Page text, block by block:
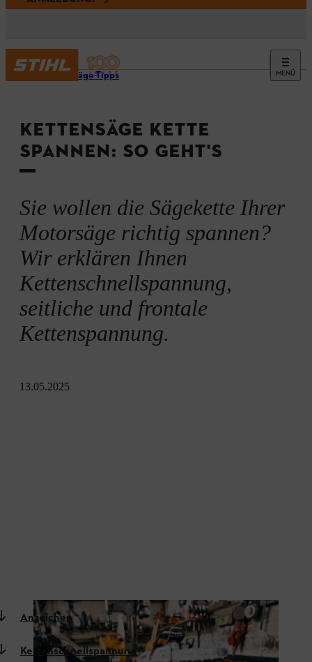
MENÜ
Kettensäge-Tipps
KETTENSÄGE KETTE
SPANNEN: SO GEHT'S
Sie wollen die Sägekette Ihrer
Motorsäge richtig spannen?
Wir erklären Ihnen
Kettenschnellspannung,
seitliche und frontale
Kettenspannung.
13.05.2025
Anzeichen
Kettenschnellspannung